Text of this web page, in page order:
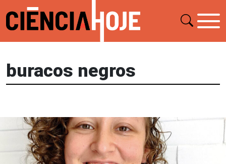
buracos negros